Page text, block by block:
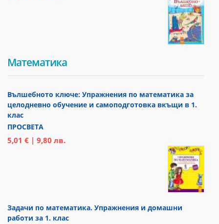
Математика
Вълшебното ключе: Упражнения по математика за
целодневно обучение и самоподготовка вкъщи в 1.
клас
ПРОСВЕТА
5,01 € | 9,80 лв.
Задачи по математика. Упражнения и домашни
работи за 1. клас